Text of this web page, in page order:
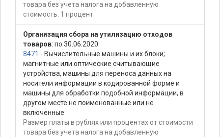
товара без учета налога на добавленную
стоимость: 1 процент
Организация сбора на утилизацию отходов
товаров: по 30.06.2020
8471 - Вычислительные машины и их блоки;
магнитные или оптические считывающие
устройства, машины для переноса данных на
носители информации в кодированной форме и
машины для обработки подобной информации, в
другом месте не поименованные или не
включенные:
Размер платы в рублях или процентах от стоимости
товара без учета налога на добавленную